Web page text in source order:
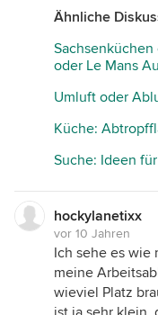
Ähnliche
Sachsenküchen
oder Le Mans
Umluft oder
Küche:
Suche: Ideen
hockylanetixx
vor 10 Jahren
Ich sehe es wie
meine
wieviel Platz